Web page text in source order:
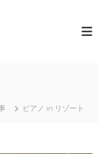
ピアノ in リゾート